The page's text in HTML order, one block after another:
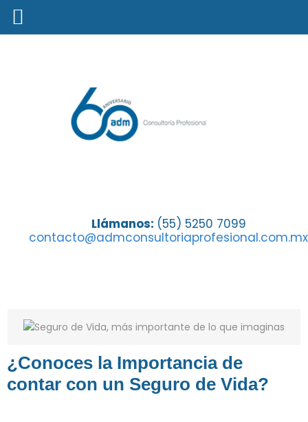
Llámanos: (55) 5250 7099
contacto@admconsultoriaprofesional.com.mx
Seguro de Vida, más importante
de lo que imaginas
¿Conoces la Importancia de
contar con un Seguro de Vida?